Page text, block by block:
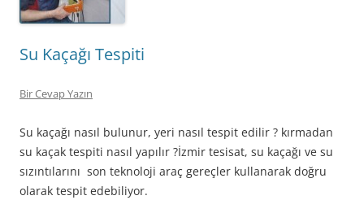
Su Kaçağı Tespiti
Bir Cevap Yazın
Su kaçağı nasıl bulunur, yeri nasıl tespit edilir ? kırmadan
su kaçak tespiti nasıl yapılır ?İzmir tesisat, su kaçağı ve su
sızıntılarını son teknoloji araç gereçler kullanarak doğru
olarak tespit edebiliyor.